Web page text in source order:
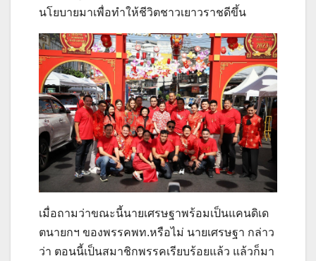
นโยบายมาเพื่อทำให้ชีวิตชาวเยาวราชดีขึ้น
เมื่อถามว่าขณะนี้นายเศรษฐาพร้อมเป็นแคนดิเด
ตนายกฯ ของพรรคพท.หรือไม่ นายเศรษฐา กล่าว
ว่า ตอนนี้เป็นสมาชิกพรรคเรียบร้อยแล้ว แล้วก็มา